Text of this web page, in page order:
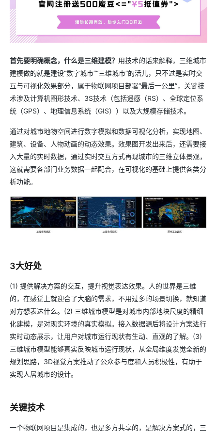
首先要明确概念，什么是三维建模？ 用技术的话来解释，三维城市
建模做的就是建设“数字城市”“三维城市”的活儿，只不过是实时交
互与可视化效果部分，属于物联网项目部署“最后一公里”，关键技
术涉及计算机图形技术、3S技术（包括遥感（RS）、全球定位系
统（GPS）、地理信息系统（GIS））以及大规模存储技术。
通过对城市地物空间进行数字模拟和数据可视化分析，实现地图、
建筑、设备、人物动画的动态效果。效果图开发出来后，还需要接
入大量的实时数据，通过实时交互方式再现城市的三维立体景观，
这就需要各部门业务数据一起配合，在可视化的基础上提供各类分
析功能。
3大好处
(1) 提供解决方案的交互，提升视觉表达效果。人的世界是三维
的，在感觉上就迎合了大脑的需求，不用过多的场景切换，就知道
对方想表达什么。(2) 三维城市模型是对城市内部地块尺度的精细
化建模，是对现实环境的真实模拟。接入数据源后将设计方案进行
实时动态展示，让用户对城市运行现状有生动、直观的了解。(3)
三维城市模型能够真实反映城市运行现状，从全局维度发觉全新的
规划思路，3D视觉方案推动了公众参与度和人员积极性，有助于
实现人居城市的设计。
关键技术
一个物联网项目是集成的，也是多方共享的，是解决方案式的，三